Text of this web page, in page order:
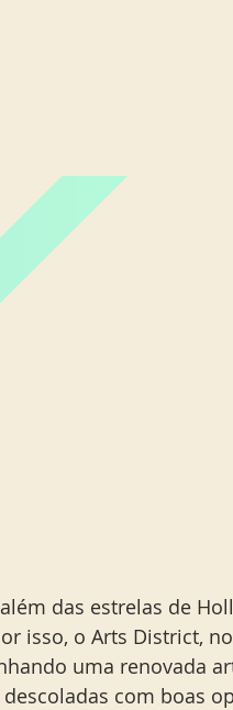
das estrelas de
isso, o Arts District,
uma renovada
com boas